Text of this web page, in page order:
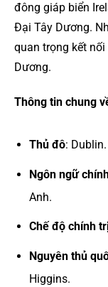
đông giáp biển
Đại Tây Dương.
quan trọng kết
Dương.
Thông tin chung
Thủ đô: Dublin.
Ngôn ngữ
Anh.
Chế độ chính
Nguyên thủ
Higgins.